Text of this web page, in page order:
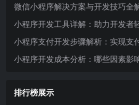
微信小程序解决方案与开发技巧全
小程序开发工具详解：助力开发者
小程序支付开发步骤解析：实现支
小程序开发成本分析：哪些因素影
排行榜展示